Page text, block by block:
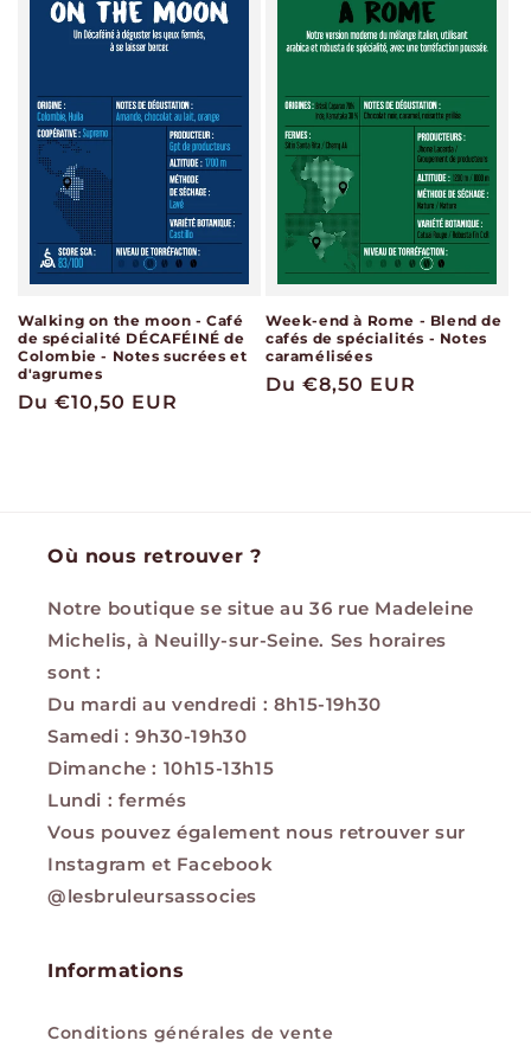
Walking on the moon - Café
de spécialité DÉCAFÉINÉ de
Colombie - Notes sucrées et
d'agrumes
Prix
Du €10,50 EUR
Week-end à Rome - Blend de
cafés de spécialités - Notes
caramélisées
Prix
Du €8,50 EUR
Où nous retrouver ?
Notre boutique se situe au 36 rue Madeleine
Michelis, à Neuilly-sur-Seine. Ses horaires
sont :
Du mardi au vendredi : 8h15-19h30
Samedi : 9h30-19h30
Dimanche : 10h15-13h15
Lundi : fermés
Vous pouvez également nous retrouver sur
Instagram et Facebook
@lesbruleursassocies
Informations
Conditions générales de vente